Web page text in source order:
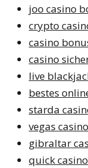
joo casino
crypto
casino
casino
live
bestes
starda
vegas
gibraltar
quick casino